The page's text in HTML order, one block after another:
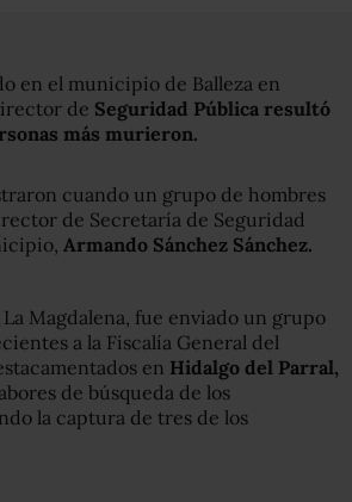
en el municipio de Balleza en
de Seguridad Pública resultó
más murieron.
cuando un grupo de hombres
de Secretaría de Seguridad
Armando Sánchez Sánchez.
Magdalena, fue enviado un grupo
a la Fiscalía General del
en Hidalgo del Parral,
de búsqueda de los
la captura de tres de los